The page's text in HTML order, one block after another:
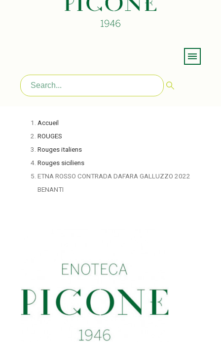
Accueil
ROUGES
Rouges italiens
Rouges siciliens
ETNA ROSSO CONTRADA DAFARA GALLUZZO 2022
BENANTI